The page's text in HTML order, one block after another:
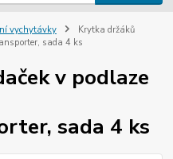
vychytávky
Krytka držáků
sada 4 ks
v podlaze
sada 4 ks